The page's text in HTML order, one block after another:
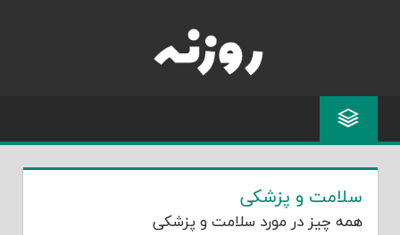
سلامت و پزشکی
همه چیز در مورد سلامت و پزشکی